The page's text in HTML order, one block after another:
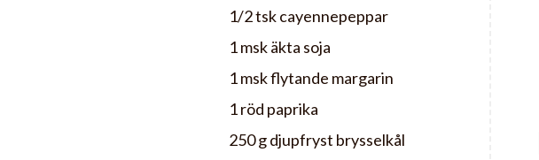
1/2 tsk cayennepeppar
1 msk äkta soja
1 msk flytande margarin
1 röd paprika
250 g djupfryst brysselkål